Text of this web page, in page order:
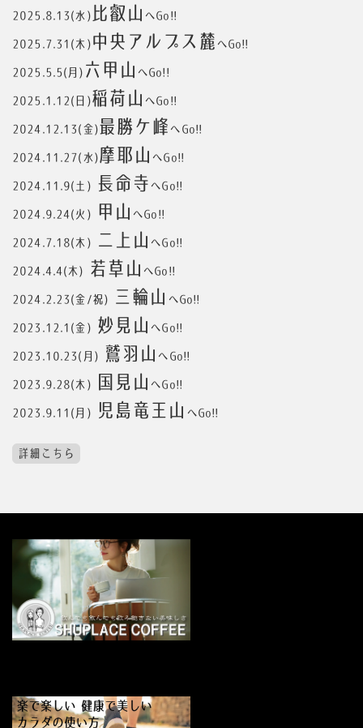
2025.8.13(水)比叡山 へGo!!
2025.7.31(木)中央アルプス麓 へGo!!
2025.5.5(月) 六甲山 へGo!!
2025.1.12(日)稲荷山 へGo!!
2024.12.13(金)最勝ケ峰 へGo!!
2024.11.27(水)摩耶山 へGo!!
2024.11.9(土) 長命寺 へGo!!
2024.9.24(火) 甲山 へGo!!
2024.7.18(木) 二上山 へGo!!
2024.4.4(木) 若草山 へGo!!
2024.2.23(金/祝) 三輪山 へGo!!
2023.12.1(金) 妙見山 へGo!!
2023.10.23(月) 鷲羽山 へGo!!
2023.9.28(木) 国見山 へGo!!
2023.9.11(月) 児島竜王山 へGo!!
詳細こちら